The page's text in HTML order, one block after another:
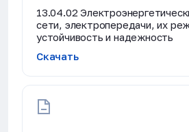
13.04.02
сети, электропередачи, их
устойчивость и надежность
Скачать